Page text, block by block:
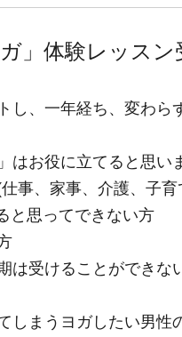
」体験レッスン
し、一年経ち、変わら
はお役に立てると思い
事、家事、介護、子育
と思ってできない方
受けることができな
しまうヨガしたい男性